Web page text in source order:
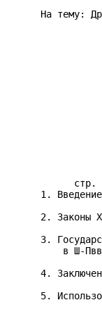
На тему:
            стр.
      1. Введение
2. Законы
3.
в Ш-
4.
5.